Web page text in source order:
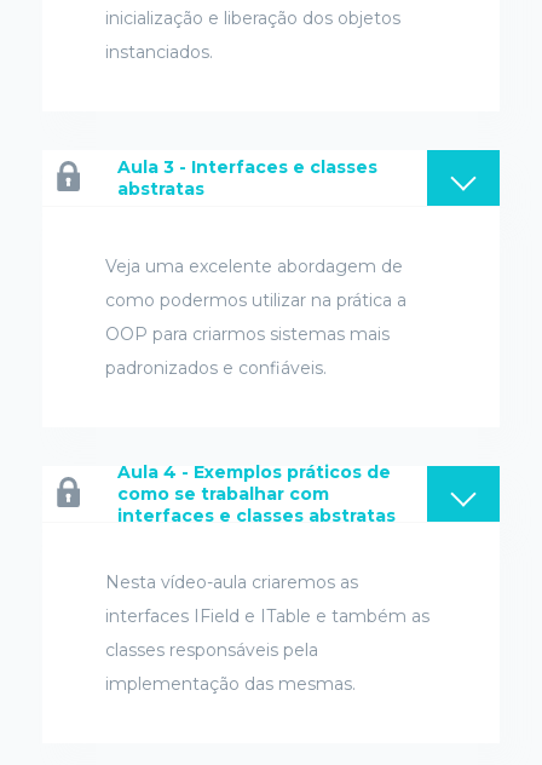
inicialização e liberação dos objetos
instanciados.
Aula 3 - Interfaces e classes
abstratas
Veja uma excelente abordagem de
como podermos utilizar na prática a
OOP para criarmos sistemas mais
padronizados e confiáveis.
Aula 4 - Exemplos práticos de
como se trabalhar com
interfaces e classes abstratas
Nesta vídeo-aula criaremos as
interfaces IField e ITable e também as
classes responsáveis pela
implementação das mesmas.